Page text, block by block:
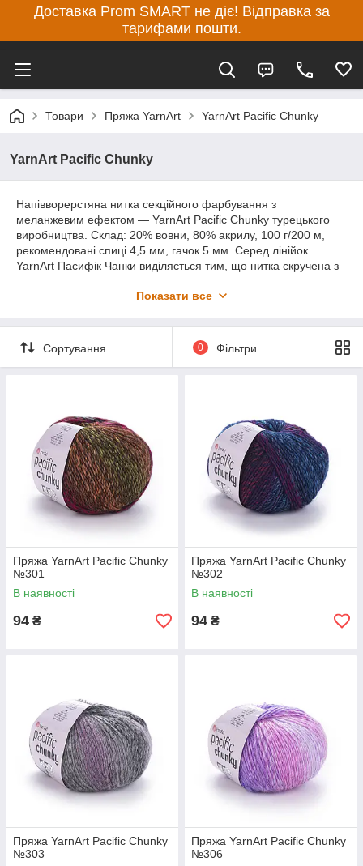
Доставка Prom SMART не діє! Відправка за
тарифами пошти.
Товари Пряжа YarnArt YarnArt Pacific Chunky
YarnArt Pacific Chunky
Напівворерстяна нитка секційного фарбування з
меланжевим ефектом — YarnArt Pacific Chunky турецького
виробництва. Склад: 20% вовни, 80% акрилу, 100 г/200 м,
рекомендовані спиці 4,5 мм, гачок 5 мм. Серед лінійок
YarnArt Пасифік Чанки виділяється тим, що нитка скручена з
вони плавно змінюють один одного, створюючи живий
та спрощує догляд. Для новачків особливо зручна: досить
простої лицьової гладі, колірні переходи самі створюють
цікаве полотно.
кардиган — 7-8. Нитка рівна, петлі чіткі, добре працює і
спицями, і гачком. Полотно виходить м'яким і теплим, добре
тримає форму після прання. Секційне забарвлення довгими
зонами дає плавні колірні переходи без різких смуг.
У Plusha лінійка Pacific Chunky представлена в меланжево-
батикових відтінках. Тільки оригінальна продукція YarnArt.
Доставка Новою Пошкою, Укрпошта або самовозом. За
Показати все
Сортування 0 Фільтри
Пряжа YarnArt Pacific Chunky
№301
В наявності
94 ₴
Пряжа YarnArt Pacific Chunky
№302
В наявності
94 ₴
Пряжа YarnArt Pacific Chunky
№303
Пряжа YarnArt Pacific Chunky
№306